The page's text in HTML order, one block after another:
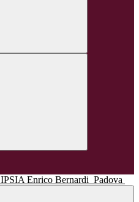
IPSIA Enrico Bernardi Padova